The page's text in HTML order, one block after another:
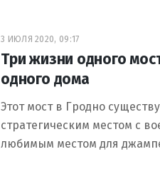
3 ИЮЛЯ 2020, 09:17
Три жизни одного
одного дома
Этот мост в Гродно
стратегическим местом с
любимым местом для